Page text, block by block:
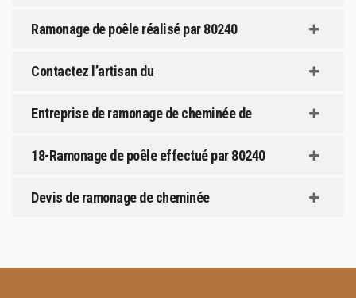
Ramonage de poêle réalisé par 80240
Contactez l’artisan du
Entreprise de ramonage de cheminée de
18-Ramonage de poêle effectué par 80240
Devis de ramonage de cheminée